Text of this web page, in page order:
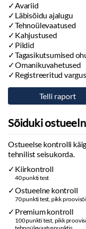
Avariid
Läbisõidu ajalugu
Tehnoülevaatused
Kahjustused
Pildid
Tagasikutsumised
Omanikuvahetused
Registreeritud
Sõiduki
Ostueelse kontrolli
tehnilist seisukorda.
Kiirkontroll
40 punkti test
Ostueelne kontroll
70 punkti test, pikk
Premium kontroll
100 punkti test, pikk